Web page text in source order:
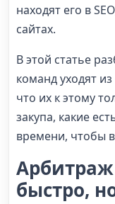
находят его в
сайтах.
В этой статье
команд уходят
что их к этому
закупа, какие
времени, чтобы
быстро,